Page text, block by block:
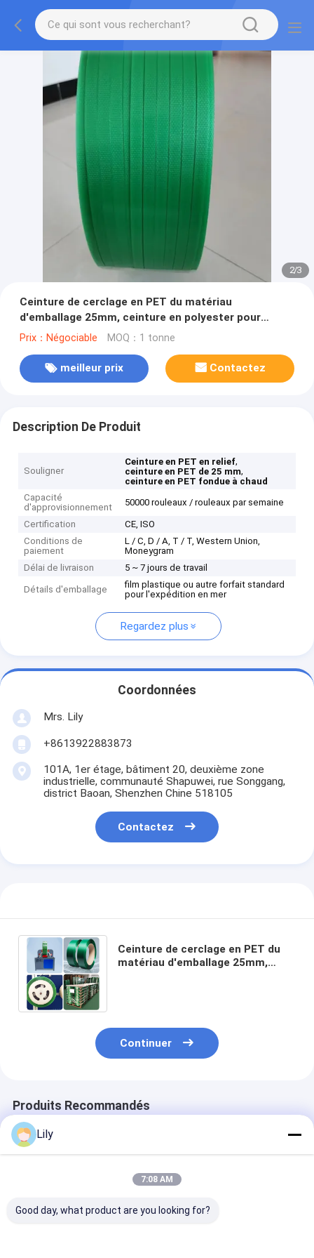
2/3
Ceinture de cerclage en PET du matériau
d'emballage 25mm, ceinture en polyester pour
l'emballage industriel
Prix：Négociable MOQ：1 tonne
meilleur prix Contactez
Description De Produit
Souligner
Ceinture en PET en relief,
ceinture en PET de 25 mm,
ceinture en PET fondue à chaud
Capacité
d'approvisionnement
50000 rouleaux / rouleaux par semaine
Certification
CE, ISO
Conditions de
paiement
L / C, D / A, T / T, Western Union,
Moneygram
Délai de livraison
5 ~ 7 jours de travail
Détails d'emballage
film plastique ou autre forfait standard
pour l'expédition en mer
Regardez plus
Coordonnées
Mrs. Lily
+8613922883873
101A, 1er étage, bâtiment 20, deuxième zone
industrielle, communauté Shapuwei, rue Songgang,
district Baoan, Shenzhen Chine 518105
Contactez
Ceinture de cerclage en PET du
matériau d'emballage 25mm,
Continuer
Produits Recommandés
Lily
7:08 AM
Good day, what product are you looking for?